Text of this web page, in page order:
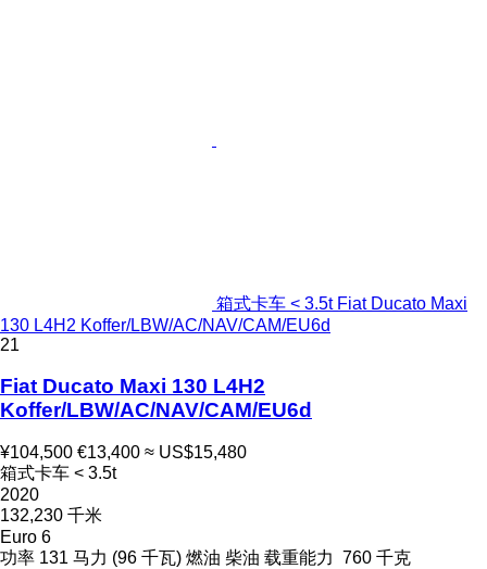
箱式卡车 < 3.5t Fiat Ducato Maxi
130 L4H2 Koffer/LBW/AC/NAV/CAM/EU6d
21
Fiat Ducato Maxi 130 L4H2
Koffer/LBW/AC/NAV/CAM/EU6d
¥104,500 €13,400 ≈ US$15,480
箱式卡车 < 3.5t
2020
132,230 千米
Euro 6
功率 131 马力 (96 千瓦) 燃油 柴油 载重能力 760 千克